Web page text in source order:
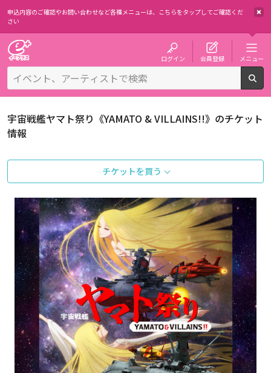
申込内容のご確認やお問い合わせなど各種メニューは、 こちらをタップしてご確認くだ
さい
ログイン 会員登録 メニュー
宇宙戦艦ヤマト祭り《YAMATO & VILLAINS!!》のチケット
情報
チケットを買う